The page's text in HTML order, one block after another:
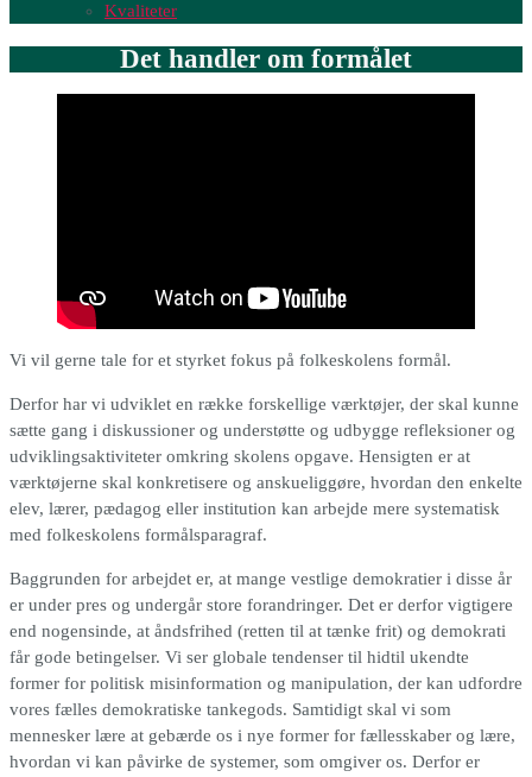
Kvaliteter
Det handler om formålet
Vi vil gerne tale for et styrket fokus på folkeskolens formål.
Derfor har vi udviklet en række forskellige værktøjer, der skal kunne
sætte gang i diskussioner og understøtte og udbygge refleksioner og
udviklingsaktiviteter omkring skolens opgave. Hensigten er at
værktøjerne skal konkretisere og anskueliggøre, hvordan den enkelte
elev, lærer, pædagog eller institution kan arbejde mere systematisk
med folkeskolens formålsparagraf.
Baggrunden for arbejdet er, at mange vestlige demokratier i disse år
er under pres og undergår store forandringer. Det er derfor vigtigere
end nogensinde, at åndsfrihed (retten til at tænke frit) og demokrati
får gode betingelser. Vi ser globale tendenser til hidtil ukendte
former for politisk misinformation og manipulation, der kan udfordre
vores fælles demokratiske tankegods. Samtidigt skal vi som
mennesker lære at gebærde os i nye former for fællesskaber og lære,
hvordan vi kan påvirke de systemer, som omgiver os. Derfor er